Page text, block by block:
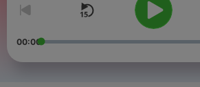
00:00